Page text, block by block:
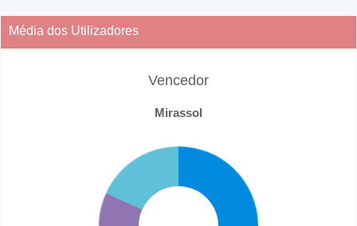
Média dos Utilizadores
Vencedor
Mirassol